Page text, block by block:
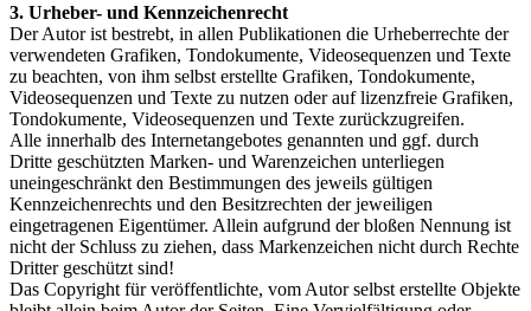
3. Urheber- und Kennzeichenrecht
Der Autor ist bestrebt, in allen Publikationen die Urheberrechte der
verwendeten Grafiken, Tondokumente, Videosequenzen und Texte
zu beachten, von ihm selbst erstellte Grafiken, Tondokumente,
Videosequenzen und Texte zu nutzen oder auf lizenzfreie Grafiken,
Tondokumente, Videosequenzen und Texte zurückzugreifen.
Alle innerhalb des Internetangebotes genannten und ggf. durch
Dritte geschützten Marken- und Warenzeichen unterliegen
uneingeschränkt den Bestimmungen des jeweils gültigen
Kennzeichenrechts und den Besitzrechten der jeweiligen
eingetragenen Eigentümer. Allein aufgrund der bloßen Nennung ist
nicht der Schluss zu ziehen, dass Markenzeichen nicht durch Rechte
Dritter geschützt sind!
Das Copyright für veröffentlichte, vom Autor selbst erstellte Objekte